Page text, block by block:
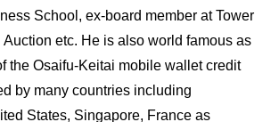
School, ex-board member at Tower
Auction etc. He is also world famous as
the Osaifu-Keitai mobile wallet credit
by many countries including
States, Singapore, France as